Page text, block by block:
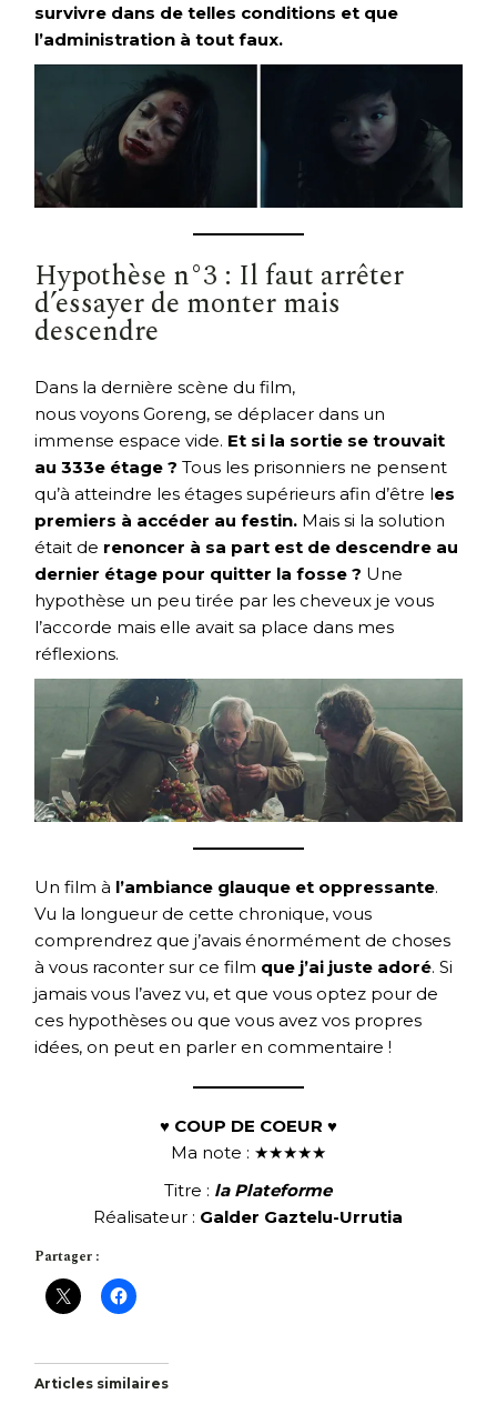
survivre dans de telles conditions et que
l’administration à tout faux.
Hypothèse n°3 : Il faut arrêter
d’essayer de monter mais
descendre
Dans la dernière scène du film,
nous voyons Goreng, se déplacer dans un
immense espace vide. Et si la sortie se trouvait
au 333e étage ? Tous les prisonniers ne pensent
qu’à atteindre les étages supérieurs afin d’être les
premiers à accéder au festin. Mais si la solution
était de renoncer à sa part est de descendre au
dernier étage pour quitter la fosse ? Une
hypothèse un peu tirée par les cheveux je vous
l’accorde mais elle avait sa place dans mes
réflexions.
Un film à l’ambiance glauque et oppressante.
Vu la longueur de cette chronique, vous
comprendrez que j’avais énormément de choses
à vous raconter sur ce film que j’ai juste adoré. Si
jamais vous l’avez vu, et que vous optez pour de
ces hypothèses ou que vous avez vos propres
idées, on peut en parler en commentaire !
♥ COUP DE COEUR ♥
Ma note : ★★★★★
Titre : la Plateforme
Réalisateur : Galder Gaztelu-Urrutia
Partager :
Articles similaires